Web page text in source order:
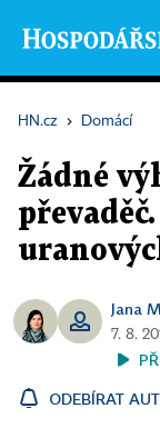
HN.cz › Domácí
Žádné
Jana
7. 8.
ODEBÍRAT